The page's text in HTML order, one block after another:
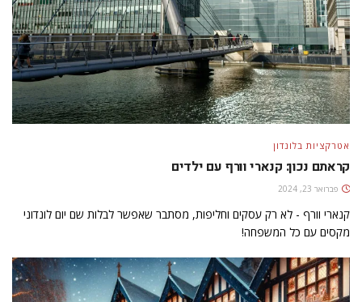
אטרקציות בלונדון
קראתם נכון: קנארי וורף עם ילדים
פברואר 23, 2024
קנארי וורף - לא רק עסקים וחליפות, מסתבר שאפשר לבלות שם יום לונדוני
מקסים עם כל המשפחה!